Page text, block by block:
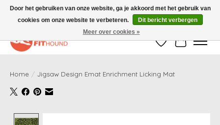
Gratis verzending vanaf €50,-
Verlanglijst
Home / Jigsaw Design Emat Enrichment Licking Mat
Door het gebruiken van onze website, ga je akkoord met het gebruik van
cookies om onze website te verbeteren.
Dit bericht verbergen
Meer over cookies »